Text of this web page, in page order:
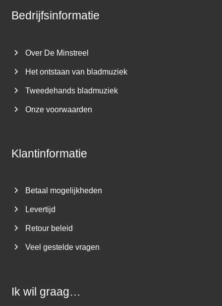
Bedrijfsinformatie
Over De Minstreel
Het ontstaan van bladmuziek
Tweedehands bladmuziek
Onze voorwaarden
Klantinformatie
Betaal mogelijkheden
Levertijd
Retour beleid
Veel gestelde vragen
Ik wil graag…